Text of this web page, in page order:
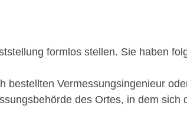
formlos stellen. Sie haben
bestellten Vermessungsingenieur
des Ortes, in dem sich